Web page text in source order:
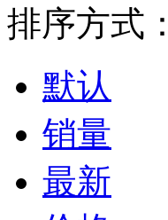
排序方式：
默认
销量
最新